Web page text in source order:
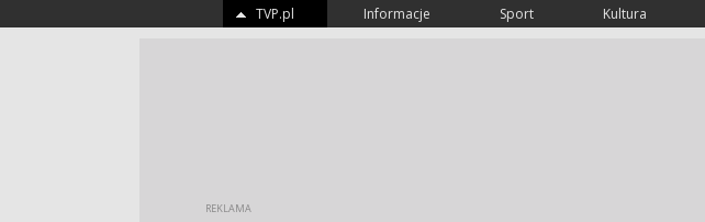
TVP.pl Informacje Sport Kultura